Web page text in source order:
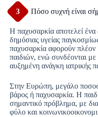
3 Πόσο συχνή είναι
Η παχυσαρκία αποτελεί
δημόσιας υγείας
παχυσαρκία αφορούν
παιδιών, ενώ συνδέονται
αυξημένη ανάγκη ιατρικής
Στην Ευρώπη, μεγάλο
βάρος ή παχυσαρκία. Η
σημαντικό πρόβλημα, με
φύλο και